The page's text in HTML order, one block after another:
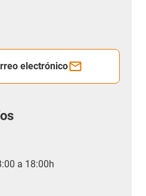
electrónico
a 18:00h